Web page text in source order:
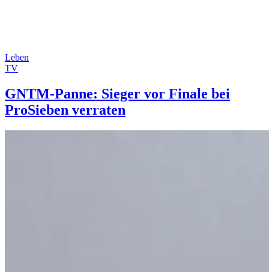
Leben
TV
GNTM-Panne: Sieger vor Finale bei
ProSieben verraten